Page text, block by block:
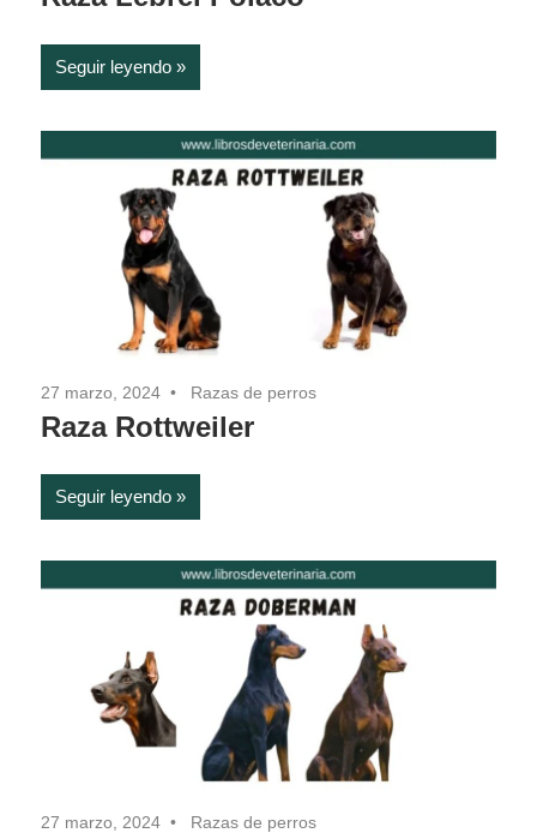
Seguir leyendo
27 marzo, 2024 Razas de perros
Raza Rottweiler
Seguir leyendo
27 marzo, 2024 Razas de perros